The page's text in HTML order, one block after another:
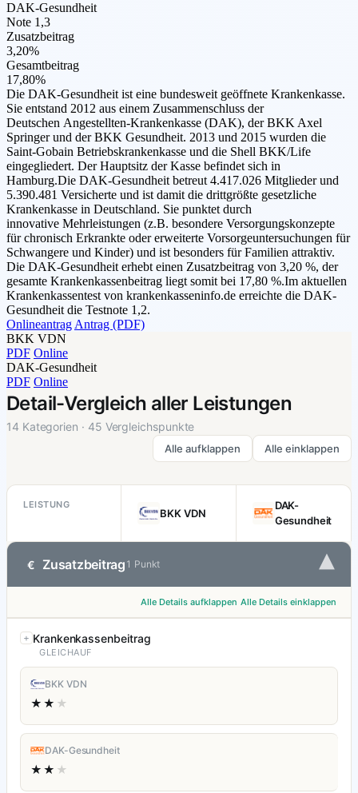
DAK-Gesundheit
Note 1,3
Zusatzbeitrag
3,20%
Gesamtbeitrag
17,80%
Die DAK-Gesundheit ist eine bundesweit geöffnete Krankenkasse.
Sie entstand 2012 aus einem Zusammenschluss der
Deutschen Angestellten-Krankenkasse (DAK), der BKK Axel
Springer und der BKK Gesundheit. 2013 und 2015 wurden die
Saint-Gobain Betriebskrankenkasse und die Shell BKK/Life
eingegliedert. Der Hauptsitz der Kasse befindet sich in
Hamburg.Die DAK-Gesundheit betreut 4.417.026 Mitglieder und
5.390.481 Versicherte und ist damit die drittgrößte gesetzliche
Krankenkasse in Deutschland. Sie punktet durch
innovative Mehrleistungen (z.B. besondere Versorgungskonzepte
für chronisch Erkrankte oder erweiterte Vorsorgeuntersuchungen für
Schwangere und Kinder) und ist besonders für Familien attraktiv.
Die DAK-Gesundheit erhebt einen Zusatzbeitrag von 3,20 %, der
gesamte Krankenkassenbeitrag liegt somit bei 17,80 %.Im aktuellen
Krankenkassentest von krankenkasseninfo.de erreichte die DAK-
Gesundheit die Testnote 1,2.
Onlineantrag Antrag (PDF)
BKK VDN
PDF Online
DAK-Gesundheit
PDF Online
Detail-Vergleich aller Leistungen
14 Kategorien · 45 Vergleichspunkte
Alle aufklappen Alle einklappen
LEISTUNG
BKK VDN
DAK-
Gesundheit
€ Zusatzbeitrag 1 Punkt ▾
Alle Details aufklappen Alle Details einklappen
Krankenkassenbeitrag
GLEICHAUF
BKK VDN
★★ ★
DAK-Gesundheit
★★ ★